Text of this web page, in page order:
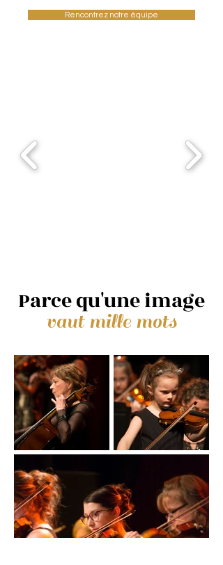
Rencontrez notre équipe
Parce qu'une image
vaut mille mots